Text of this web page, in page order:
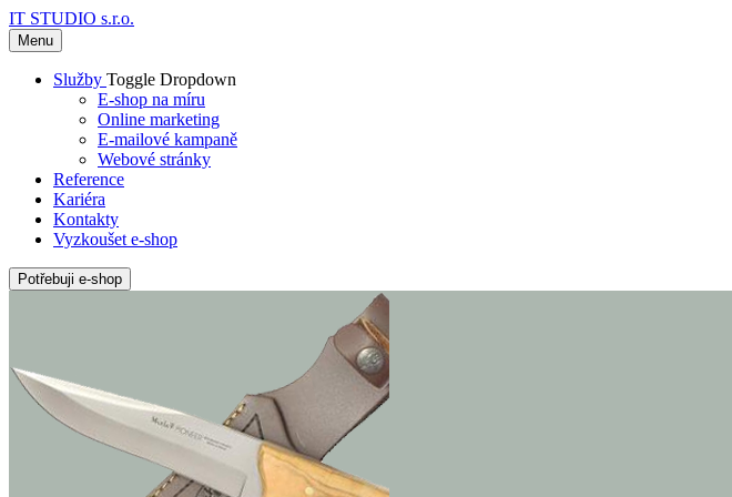
IT STUDIO s.r.o.
Menu
Služby Toggle Dropdown
E-shop na míru
Online marketing
E-mailové kampaně
Webové stránky
Reference
Kariéra
Kontakty
Vyzkoušet e-shop
Potřebuji e-shop